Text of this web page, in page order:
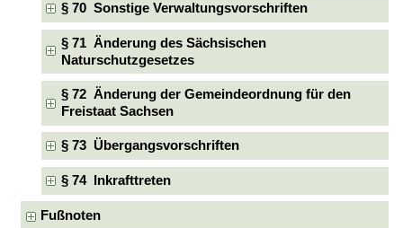
§ 70 Sonstige Verwaltungsvorschriften
§ 71 Änderung des Sächsischen
Naturschutzgesetzes
§ 72 Änderung der Gemeindeordnung für den
Freistaat Sachsen
§ 73 Übergangsvorschriften
§ 74 Inkrafttreten
Fußnoten